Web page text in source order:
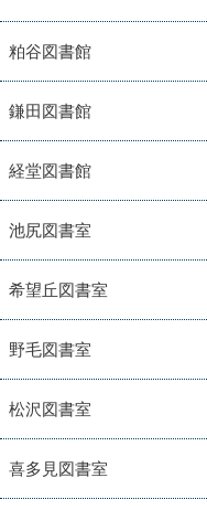
粕谷図書館
鎌田図書館
経堂図書館
池尻図書室
希望丘図書室
野毛図書室
松沢図書室
喜多見図書室